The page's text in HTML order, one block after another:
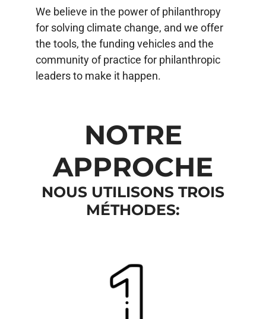
We believe in the power of philanthropy
for solving climate change, and we offer
the tools, the funding vehicles and the
community of practice for philanthropic
leaders to make it happen.
NOTRE
APPROCHE
NOUS UTILISONS TROIS
MÉTHODES: